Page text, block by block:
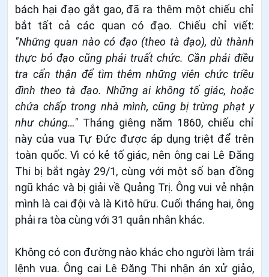
bách hại đạo gắt gao, đã ra thêm một chiếu chỉ
bắt tất cả các quan có đạo. Chiếu chỉ viết:
"Những quan nào có đạo (theo tà đạo), dù thành
thực bỏ đạo cũng phải truất chức. Cần phải điều
tra cẩn thận để tìm thêm những viên chức triều
đình theo tà đạo. Những ai không tố giác, hoặc
chứa chấp trong nhà mình, cũng bị trừng phạt y
như chúng…" Tháng giêng năm 1860, chiếu chỉ
này của vua Tự Đức được áp dụng triệt để trên
toàn quốc. Vì có kẻ tố giác, nên ông cai Lê Đăng
Thi bị bắt ngày 29/1, cùng với một số bạn đồng
ngũ khác và bị giải về Quảng Trị. Ông vui vẻ nhận
mình là cai đội và là Kitô hữu. Cuối tháng hai, ông
phải ra tòa cùng với 31 quân nhân khác.
Không có con đường nào khác cho người làm trái
lệnh vua. Ông cai Lê Đăng Thi nhận án xử giảo,